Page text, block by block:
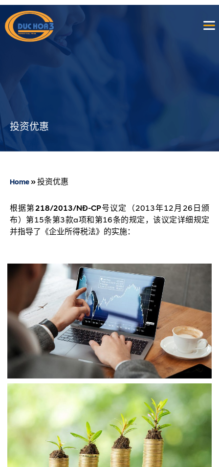
投资优惠
Home»投资优惠
根据第218/2013/NĐ-CP号议定 （2013年12月26日颁
布）第15条第3款a项和第16条的规定，该议定详细规定
并指导了《企业所得税法》的实施：